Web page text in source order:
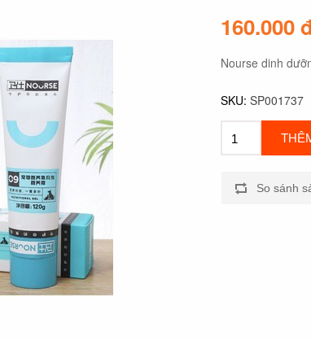
160.000
Nourse dinh
SKU: SP001737